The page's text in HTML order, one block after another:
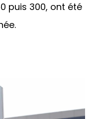
puis 300, ont été